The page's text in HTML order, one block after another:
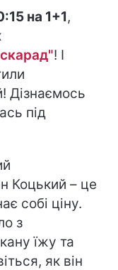
на 1+1,
! І
Дізнаємось
під
Коцький – це
собі ціну.
з
їжу та
як він